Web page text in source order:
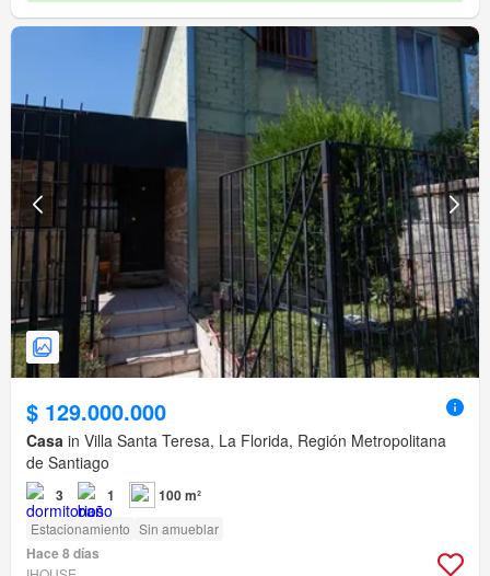
$ 129.000.000
Casa in Villa Santa Teresa, La Florida, Región Metropolitana
de Santiago
3 1 100 m²
Estacionamiento Sin amueblar
Hace 8 días